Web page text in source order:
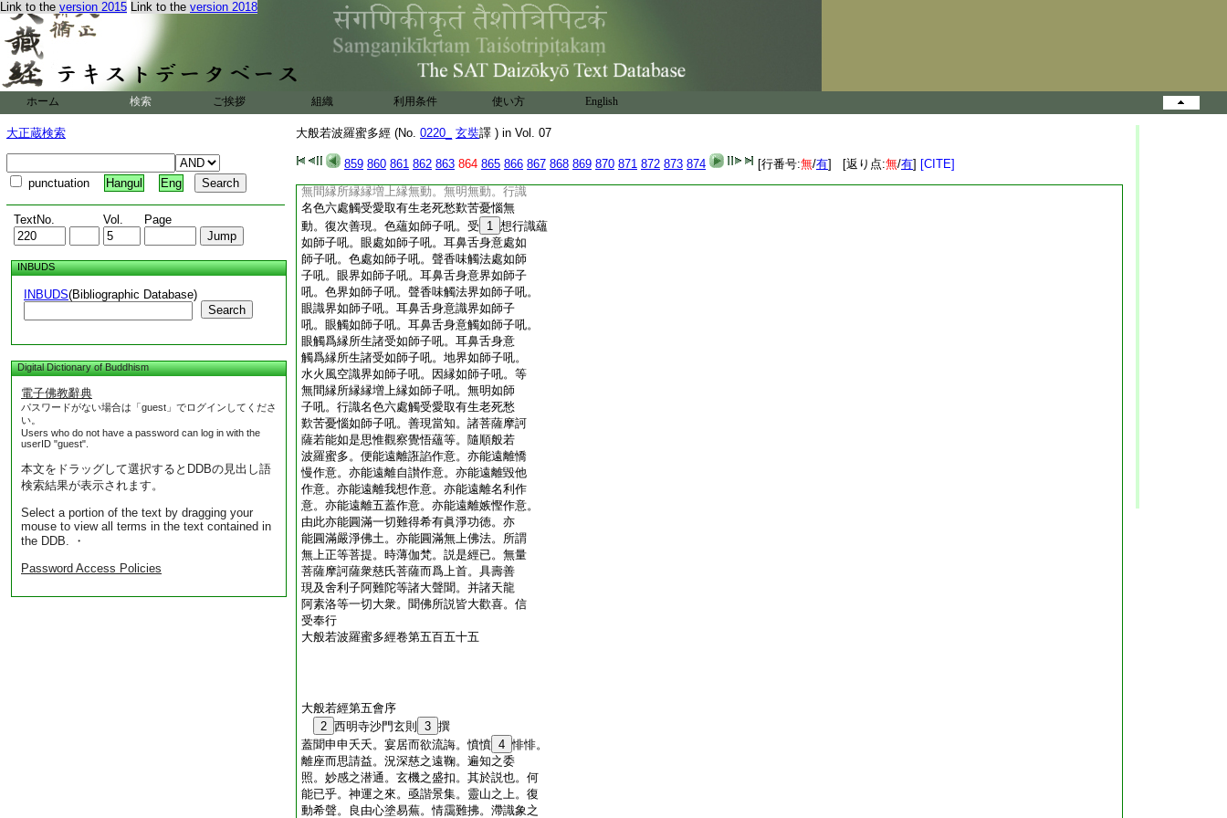
Link to the version 2015 Link to the version 2018
ホーム 検索 ご挨拶 組織 利用条件 使い方 English
大正蔵検索
punctuation Hangul Eng
TextNo. Vol. Page
INBUDS
INBUDS(Bibliographic Database)
Search
Digital Dictionary of Buddhism
電子佛教辭典
パスワードがない場合は「guest」でログインしてくださ
い。
Users who do not have a password can log in with the
userID "guest".
本文をドラッグして選択するとDDBの見出し語
検索結果が表示されます。
Select a portion of the text by dragging your
mouse to view all terms in the text contained in
the DDB. ・
Password Access Policies
大般若波羅蜜多經 (No. 0220_ 玄奘譯 ) in Vol. 07
859 860 861 862 863 864 865 866 867 868 869 870 871 872 873 874 [行番号:無/有] [返り点:無/有] [CITE]
等無間縁所縁縁増上縁善不善乃至不可
得。無明善不善乃至不可得。行識名色六處
觸受愛取有生老死愁歎苦憂惱善不善乃至
不可得。復次善現。色蘊無動。受想行識蘊
無動。眼處無動。耳鼻舌身意處無動。色處
無動。聲香味觸法處無動。眼界無動。耳鼻
舌身意界無動。色界無動。聲香味觸法界無
動。眼識界無動。耳鼻舌身意識界無動。眼觸
無動。耳鼻舌身意觸無動。眼觸爲縁所生諸
受無動。耳鼻舌身意觸爲縁所生諸受無動。
無間縁所縁縁増上縁無動。無明無動。行識
名色六處觸受愛取有生老死愁歎苦憂惱無
動。復次善現。色蘊如師子吼。受
1 想行識蘊
如師子吼。眼處如師子吼。耳鼻舌身意處如
師子吼。色處如師子吼。聲香味觸法處如師
子吼。眼界如師子吼。耳鼻舌身意界如師子
吼。色界如師子吼。聲香味觸法界如師子吼。
眼識界如師子吼。耳鼻舌身意識界如師子
吼。眼觸如師子吼。耳鼻舌身意觸如師子吼。
眼觸爲縁所生諸受如師子吼。耳鼻舌身意
觸爲縁所生諸受如師子吼。地界如師子吼。
水火風空識界如師子吼。因縁如師子吼。等
無間縁所縁縁増上縁如師子吼。無明如師
子吼。行識名色六處觸受愛取有生老死愁
歎苦憂惱如師子吼。善現當知。諸菩薩摩訶
薩若能如是思惟觀察覺悟蘊等。隨順般若
波羅蜜多。便能遠離誑諂作意。亦能遠離憍
慢作意。亦能遠離自讃作意。亦能遠離毀他
作意。亦能遠離我想作意。亦能遠離名利作
意。亦能遠離五蓋作意。亦能遠離嫉慳作意。
由此亦能圓滿一切難得希有眞淨功徳。亦
能圓滿嚴淨佛土。亦能圓滿無上佛法。所謂
無上正等菩提。時薄伽梵。説是經已。無量
菩薩摩訶薩衆慈氏菩薩而爲上首。具壽善
現及舍利子阿難陀等諸大聲聞。并諸天龍
阿素洛等一切大衆。聞佛所説皆大歡喜。信
受奉行
大般若波羅蜜多經卷第五百五十五
大般若經第五會序
2 西明寺沙門玄則 3 撰
蓋聞申申夭夭。宴居而欲流誨。憤憤 4 悱悱。
離座而思請益。況深慈之遠鞠。遍知之委
照。妙感之潜通。玄機之盛扣。其於説也。何
能已乎。神運之來。亟諧景集。靈山之上。復
動希聲。良由心塗易蕪。情靄難拂。滯識象之